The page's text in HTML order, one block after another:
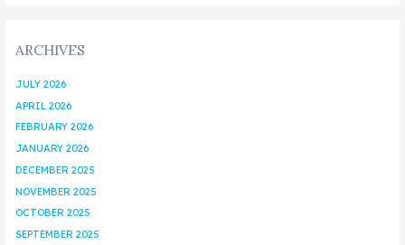
ARCHIVES
JULY 2026
APRIL 2026
FEBRUARY 2026
JANUARY 2026
DECEMBER 2025
NOVEMBER 2025
OCTOBER 2025
SEPTEMBER 2025